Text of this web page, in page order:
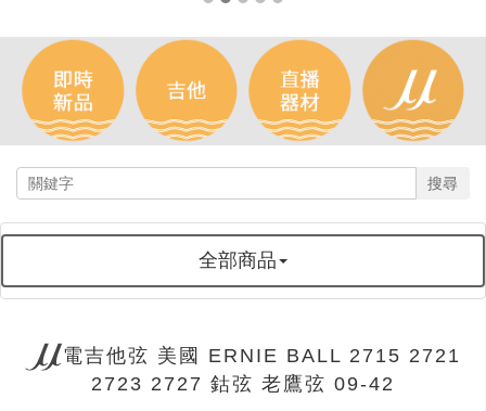
搜尋
全部商品
電吉他弦 美國 ERNIE BALL 2715 2721
2723 2727 鈷弦 老鷹弦 09-42